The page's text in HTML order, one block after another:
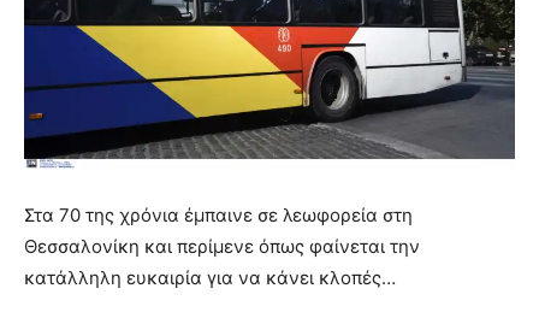
Στα 70 της χρόνια έμπαινε σε λεωφορεία στη
Θεσσαλονίκη και περίμενε όπως φαίνεται την
κατάλληλη ευκαιρία για να κάνει κλοπές…